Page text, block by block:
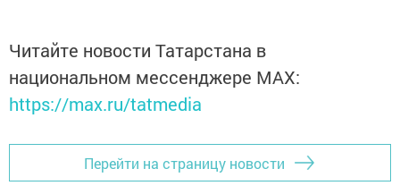
Читайте новости Татарстана в
национальном мессенджере MАХ:
https://max.ru/tatmedia
Перейти на страницу новости